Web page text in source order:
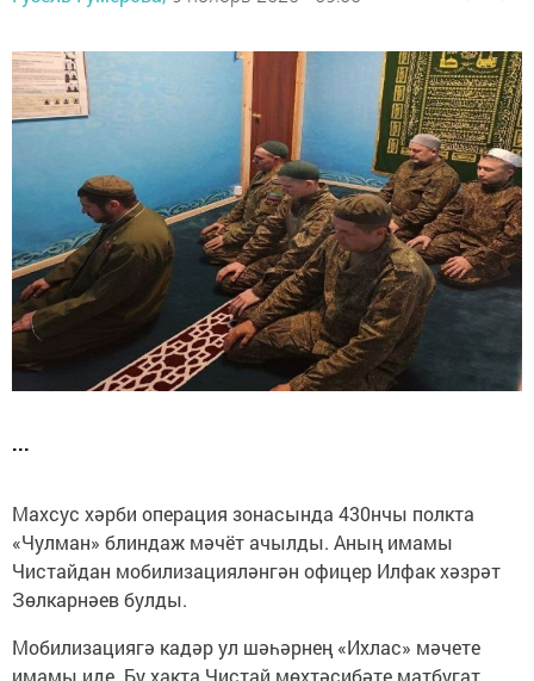
...
Махсус хәрби операция зонасында 430нчы полкта
«Чулман» блиндаж мәчёт ачылды. Аның имамы
Чистайдан мобилизацияләнгән офицер Илфак хәзрәт
Зөлкарнәев булды.
Мобилизациягә кадәр ул шәһәрнең «Ихлас» мәчете